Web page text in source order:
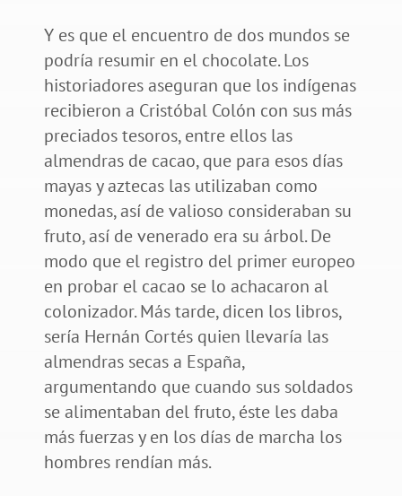
Y es que el encuentro de dos mundos se
podría resumir en el chocolate. Los
historiadores aseguran que los indígenas
recibieron a Cristóbal Colón con sus más
preciados tesoros, entre ellos las
almendras de cacao, que para esos días
mayas y aztecas las utilizaban como
monedas, así de valioso consideraban su
fruto, así de venerado era su árbol. De
modo que el registro del primer europeo
en probar el cacao se lo achacaron al
colonizador. Más tarde, dicen los libros,
sería Hernán Cortés quien llevaría las
almendras secas a España,
argumentando que cuando sus soldados
se alimentaban del fruto, éste les daba
más fuerzas y en los días de marcha los
hombres rendían más.